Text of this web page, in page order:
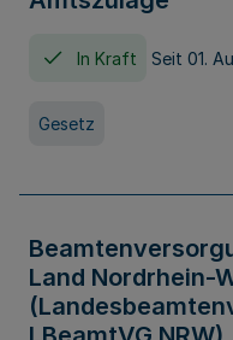
In Kraft Seit 01.
Gesetz
Land Nordrhein-